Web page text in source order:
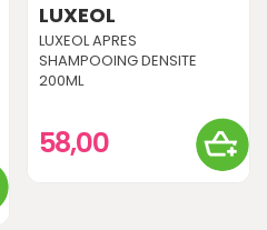
LUXEOL
LUXEOL APRES
SHAMPOOING DENSITE
200ML
58,00